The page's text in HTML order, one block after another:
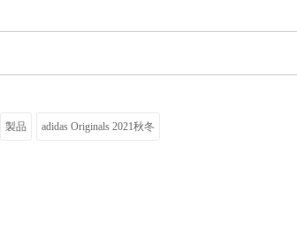
製品 adidas Originals 2021秋冬